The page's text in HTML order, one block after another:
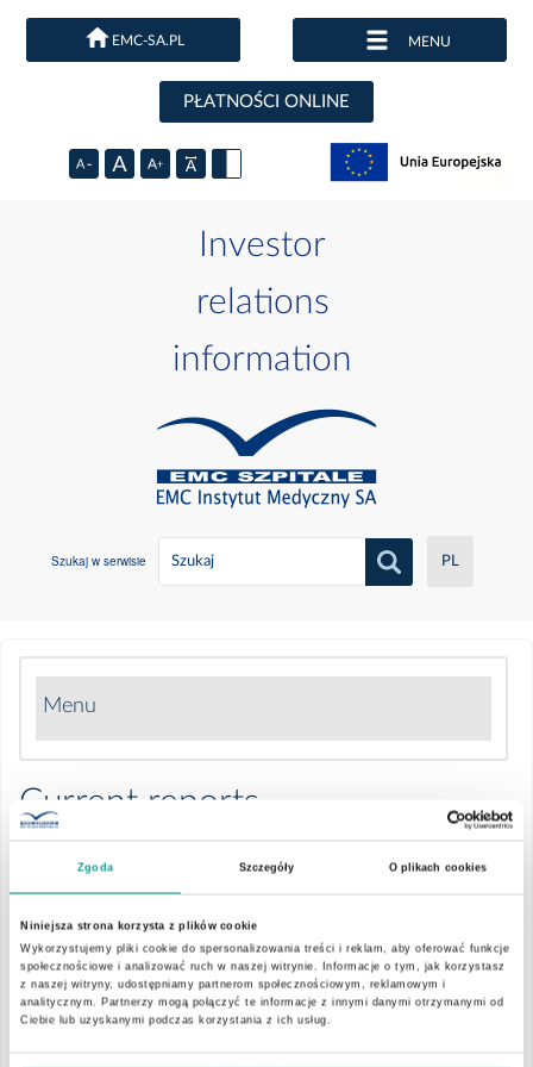
Zgoda Szczegóły O plikach cookies
Niniejsza strona korzysta z plików cookie
Wykorzystujemy pliki cookie do spersonalizowania treści i reklam, aby oferować funkcje
społecznościowe i analizować ruch w naszej witrynie. Informacje o tym, jak korzystasz
z naszej witryny, udostępniamy partnerom społecznościowym, reklamowym i
analitycznym. Partnerzy mogą połączyć te informacje z innymi danymi otrzymanymi od
Ciebie lub uzyskanymi podczas korzystania z ich usług.
EMC-SA.PL MENU
PŁATNOŚCI ONLINE
Investor
relations
information
Szukaj w serwisie PL
Menu
The polish healthcare system
Healthcare market
EMC Capital Group
Informacje podstawowe
Historia operacji na akcjach
Financial data
Corporate governance
Current reports
31/05/2016
Report no. 33/2016